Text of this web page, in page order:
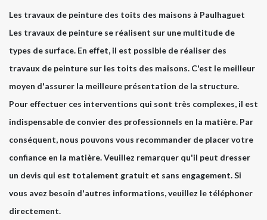
Les travaux de peinture des toits des maisons à Paulhaguet
Les travaux de peinture se réalisent sur une multitude de
types de surface. En effet, il est possible de réaliser des
travaux de peinture sur les toits des maisons. C'est le meilleur
moyen d'assurer la meilleure présentation de la structure.
Pour effectuer ces interventions qui sont très complexes, il est
indispensable de convier des professionnels en la matière. Par
conséquent, nous pouvons vous recommander de placer votre
confiance en la matière. Veuillez remarquer qu'il peut dresser
un devis qui est totalement gratuit et sans engagement. Si
vous avez besoin d'autres informations, veuillez le téléphoner
directement.